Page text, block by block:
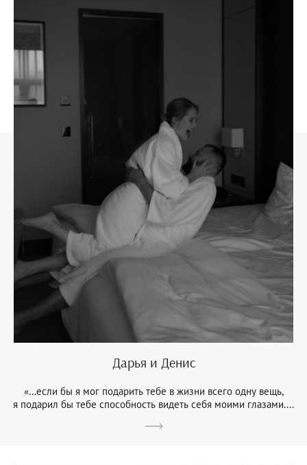
Дарья и Денис
«…если бы я мог подарить тебе в жизни всего одну вещь,
я подарил бы тебе способность видеть себя моими глазами....